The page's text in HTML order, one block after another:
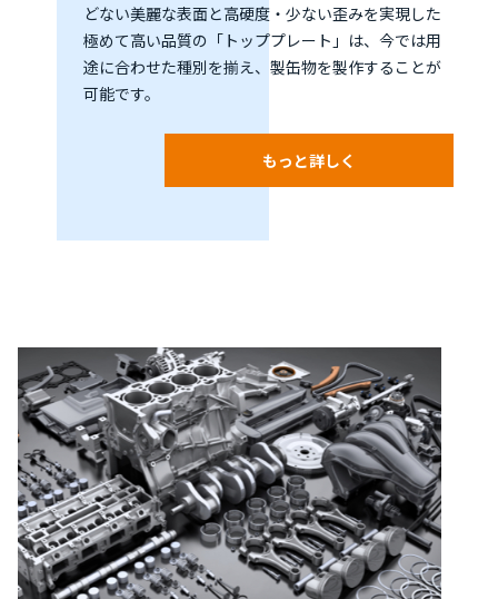
どない美麗な表面と高硬度・少ない歪みを実現した
極めて高い品質の「トッププレート」は、今では用
途に合わせた種別を揃え、製缶物を製作することが
可能です。
もっと詳しく